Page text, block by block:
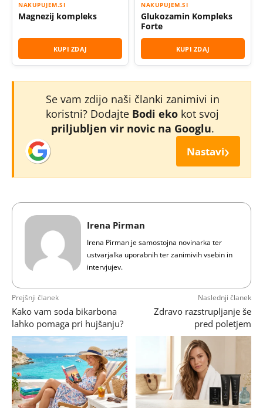
NAKUPUJEM.SI
Magnezij kompleks
KUPI ZDAJ
NAKUPUJEM.SI
Glukozamin Kompleks
Forte
KUPI ZDAJ
Se vam zdijo naši članki zanimivi in
koristni? Dodajte Bodi eko kot svoj
priljubljen vir novic na Googlu.
Nastavi›
Irena Pirman
Irena Pirman je samostojna novinarka ter
ustvarjalka uporabnih ter zanimivih vsebin in
intervjujev.
Prejšnji članek
Kako vam soda bikarbona
lahko pomaga pri hujšanju?
Naslednji članek
Zdravo razstrupljanje še
pred poletjem